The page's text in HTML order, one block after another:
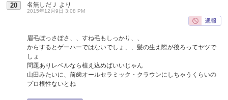
20 名無しだＪ より
2015年12月9日 3:08 PM
眉毛ぼっさぼさ、、すね毛もしっかり、、
からするとゲーハーではないでしょ、、髪の生え際が後ろってヤツで
しょ
問題ありレベルなら植え込めばいいじゃん
山田みたいに、前歯オールセラミック・クラウンにしちゃうくらいの
プロ根性ないとね